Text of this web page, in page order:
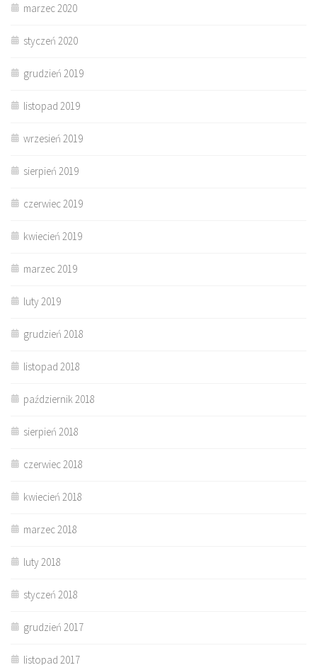
marzec 2020
styczeń 2020
grudzień 2019
listopad 2019
wrzesień 2019
sierpień 2019
czerwiec 2019
kwiecień 2019
marzec 2019
luty 2019
grudzień 2018
listopad 2018
październik 2018
sierpień 2018
czerwiec 2018
kwiecień 2018
marzec 2018
luty 2018
styczeń 2018
grudzień 2017
listopad 2017